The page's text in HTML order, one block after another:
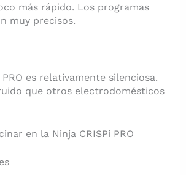
más rápido. Los programas
muy precisos.
PRO es relativamente silenciosa.
que otros electrodomésticos
en la Ninja CRISPi PRO